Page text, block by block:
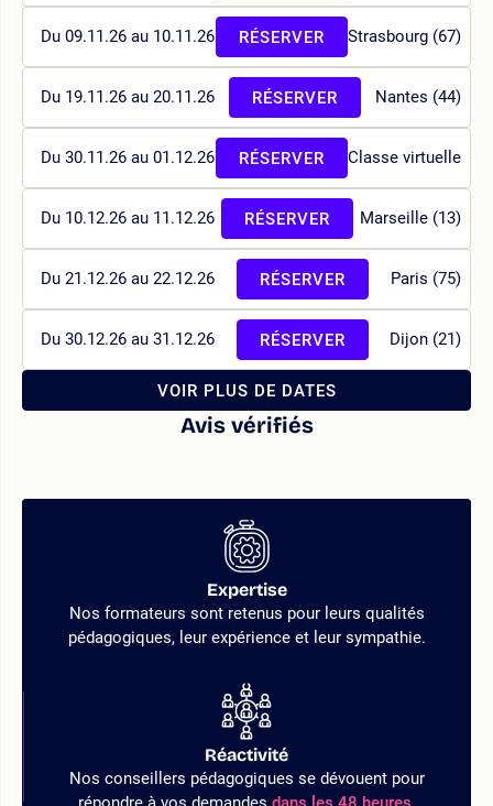
Du 09.11.26 au 10.11.26 Strasbourg (67)
RÉSERVER
Du 19.11.26 au 20.11.26 Nantes (44)
RÉSERVER
Du 30.11.26 au 01.12.26 Classe virtuelle
RÉSERVER
Du 10.12.26 au 11.12.26 Marseille (13)
RÉSERVER
Du 21.12.26 au 22.12.26 Paris (75)
RÉSERVER
Du 30.12.26 au 31.12.26 Dijon (21)
RÉSERVER
VOIR PLUS DE DATES
Avis vérifiés
Expertise
Nos formateurs sont retenus pour leurs qualités
pédagogiques, leur expérience et leur sympathie.
Réactivité
Nos conseillers pédagogiques se dévouent pour